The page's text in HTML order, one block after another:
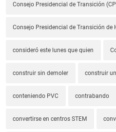
Consejo Presidencial de Transición
Consejo Presidencial de Transición
consideró este lunes que quien
construir sin demoler construir
conteniendo PVC contrabando
convertirse en centros STEM